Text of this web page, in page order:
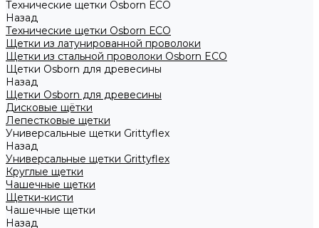
Технические щетки Osborn ЕСО
Назад
Технические щетки Osborn ЕСО
Щетки из латунированной проволоки
Щетки из стальной проволоки Osborn ECO
Щетки Osborn для древесины
Назад
Щетки Osborn для древесины
Дисковые щётки
Лепестковые щетки
Универсальные щетки Grittyflex
Назад
Универсальные щетки Grittyflex
Круглые щетки
Чашечные щетки
Щетки-кисти
Чашечные щетки
Назад